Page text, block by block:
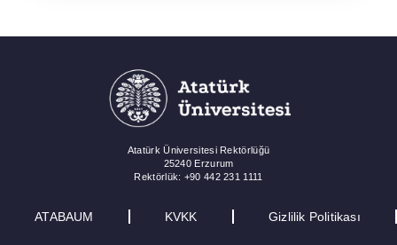
Atatürk Üniversitesi Rektörlüğü
25240 Erzurum
Rektörlük: +90 442 231 1111
ATABAUM KVKK Gizlilik Politikası